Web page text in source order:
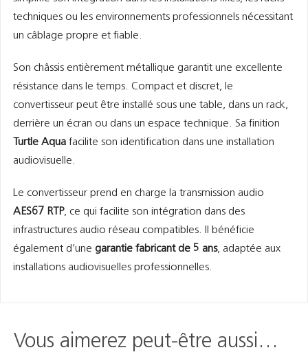
techniques ou les environnements professionnels nécessitant
un câblage propre et fiable.
Son châssis entièrement métallique garantit une excellente
résistance dans le temps. Compact et discret, le
convertisseur peut être installé sous une table, dans un rack,
derrière un écran ou dans un espace technique. Sa finition
Turtle Aquafacilite son identification dans une installation
audiovisuelle.
Le convertisseur prend en charge la transmission audio
AES67 RTP, ce qui facilite son intégration dans des
infrastructures audio réseau compatibles. Il bénéficie
également d’une garantie fabricant de 5 ans, adaptée aux
installations audiovisuelles professionnelles.
Vous aimerez peut-être aussi…